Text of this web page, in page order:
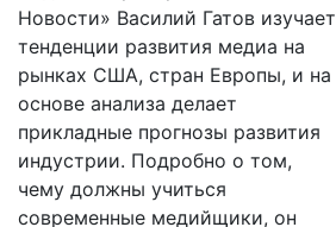
Новости» Василий Гатов изучает
тенденции развития медиа на
рынках США, стран Европы, и на
основе анализа делает
прикладные прогнозы развития
индустрии. Подробно о том,
чему должны учиться
современные медийщики, он